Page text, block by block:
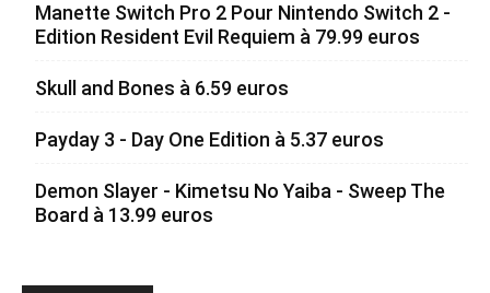
Manette Switch Pro 2 Pour Nintendo Switch 2 -
Edition Resident Evil Requiem à 79.99 euros
Skull and Bones à 6.59 euros
Payday 3 - Day One Edition à 5.37 euros
Demon Slayer - Kimetsu No Yaiba - Sweep The
Board à 13.99 euros